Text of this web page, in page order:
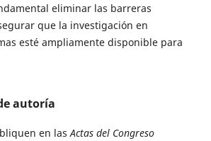
eliminar las barreras
que la investigación en
esté ampliamente disponible para
autoría
en lasActas del Congreso